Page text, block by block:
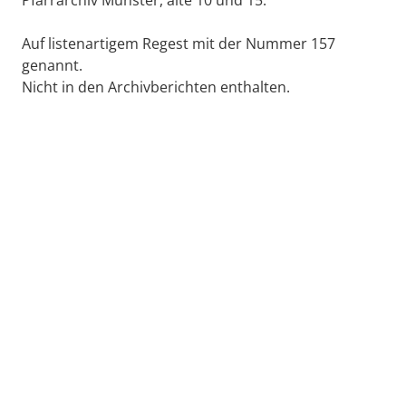
Auf listenartigem Regest mit der Nummer 157
genannt.
Nicht in den Archivberichten enthalten.